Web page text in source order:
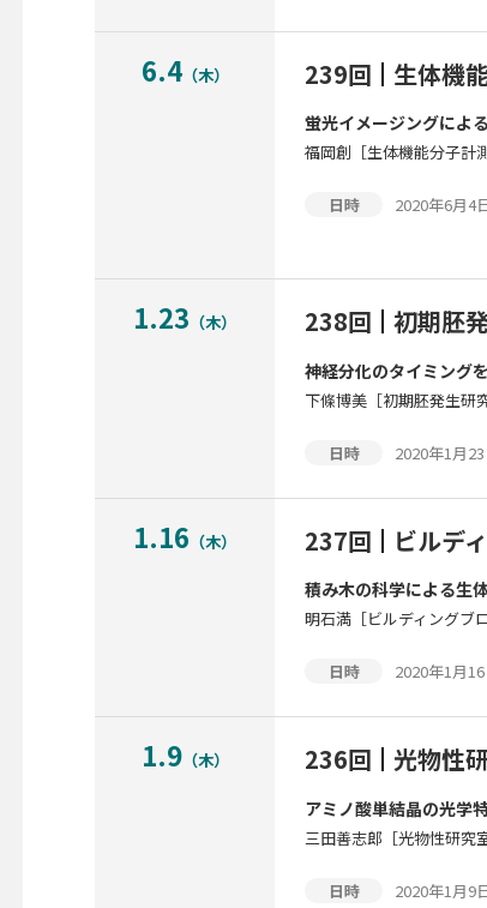
6.4（木） 239回 生体機
蛍光イメージングによ
福岡創［生体機能分子計
日時 2020年6月4
1.23 （木） 238回 初期胚
神経分化のタイミング
下條博美［初期胚発生研究
日時 2020年1月
1.16 （木） 237回 ビルデ
積み木の科学による生
明石満［ビルディングブ
日時 2020年1月
1.9（木） 236回 光物性
アミノ酸単結晶の光学
三田善志郎［光物性研究室
日時 2020年1月9